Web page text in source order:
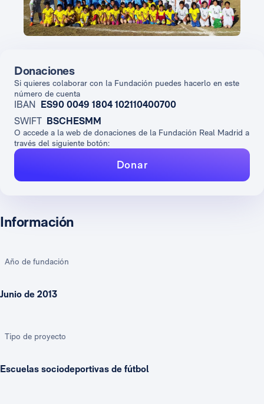
Información
Año de fundación
Junio de 2013
Tipo de proyecto
Escuelas sociodeportivas de fútbol
Donaciones
Si quieres colaborar con la Fundación puedes hacerlo en este
número de cuenta
IBAN ES90 0049 1804 102110400700
SWIFT BSCHESMM
O accede a la web de donaciones de la Fundación Real Madrid a
través del siguiente botón:
Donar